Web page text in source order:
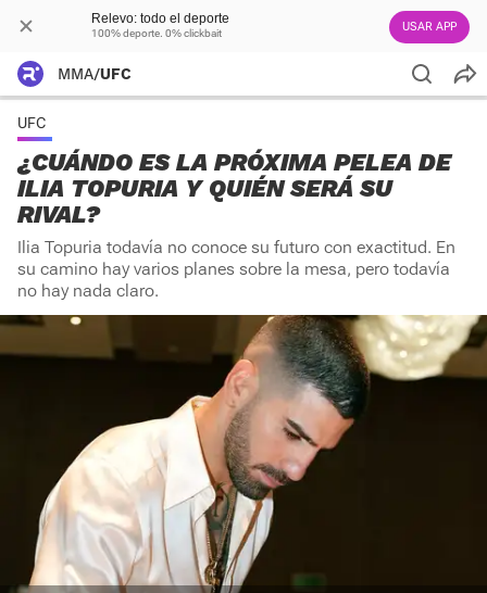
Relevo: todo el deporte
100% deporte. 0% clickbait USAR APP
MMA/UFC
UFC
¿CUÁNDO ES LA PRÓXIMA PELEA DE
ILIA TOPURIA Y QUIÉN SERÁ SU
RIVAL?
Ilia Topuria todavía no conoce su futuro con exactitud. En
su camino hay varios planes sobre la mesa, pero todavía
no hay nada claro.